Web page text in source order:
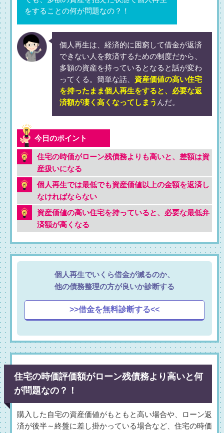
をすることの何が問題なの？！
個人再生は、経済的に困窮して借金が返済
できない人を救済するための制度だから、
多額の資産を持っているとなると話が変わ
ってくる。簡単な話、 資産価値の高い住宅
を持ったまま個人再生をすると、必要な返
済額が凄く高くなってしまう んだ。
住宅の時価がローン残債務よりも高いと、差額は資
産扱いになる
個人再生では最低でも資産価値以上の金額を返済し
なければならない
資産価値の高い住宅を持っていると、必要な最低弁
済額が高くなる
個人再生でいくら借金が減るのか、
他の債務整理の方が良いか診断する
>>借金を無料診断する<<
住宅の時価評価額がローン残債務より高いと何
が問題なの？！
購入した自宅の資産価値がもともと高い場合や、ローン返
済が後半～終盤に差し掛かっている場合など、住宅の時価